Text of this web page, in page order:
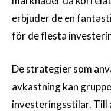
erbjuder de en
för de flesta
De strategier som
avkastning kan
investeringsstilar. Till